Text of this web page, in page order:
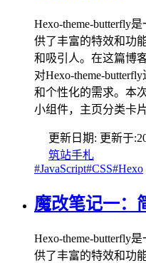
Hexo-theme-butterfly
供了丰富的特效和功
和吸引人。在这篇博
对Hexo-theme-
和个性化的需求。本
小组件，主页分类卡
更新日期: 更新于:
筑站手札
#JavaScript#CSS#Hexo
魔改笔记一：
Hexo-theme-butterfly
供了丰富的特效和功